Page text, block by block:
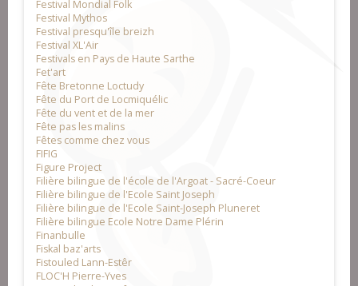
Festival Mondial Folk
Festival Mythos
Festival presqu'île breizh
Festival XL'Air
Festivals en Pays de Haute Sarthe
Fet'art
Fête Bretonne Loctudy
Fête du Port de Locmiquélic
Fête du vent et de la mer
Fête pas les malins
Fêtes comme chez vous
FIFIG
Figure Project
Filière bilingue de l'école de l'Argoat - Sacré-Coeur
Filière bilingue de l'Ecole Saint Joseph
Filière bilingue de l'Ecole Saint-Joseph Pluneret
Filière bilingue Ecole Notre Dame Plérin
Finanbulle
Fiskal baz'arts
Fistouled Lann-Estêr
FLOC'H Pierre-Yves